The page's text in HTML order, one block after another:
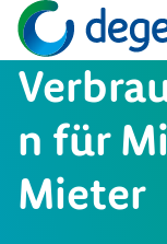
n für
Mieter